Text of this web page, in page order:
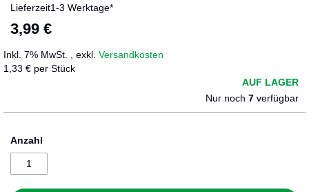
Lieferzeit1-3 Werktage*
3,99 €
Inkl. 7% MwSt. exkl. Versandkosten
1,33 € per Stück
AUF LAGER
Nur noch 7 verfügbar
Anzahl